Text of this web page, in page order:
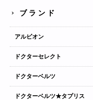
ブランド
アルビオン
ドクターセレクト
ドクターベルツ
ドクターベルツ★タプリス